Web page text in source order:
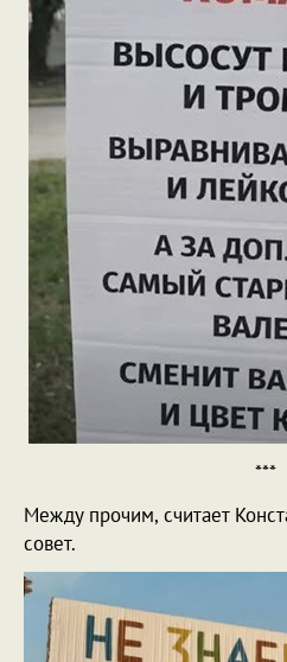
***
Между прочим, считает
совет.